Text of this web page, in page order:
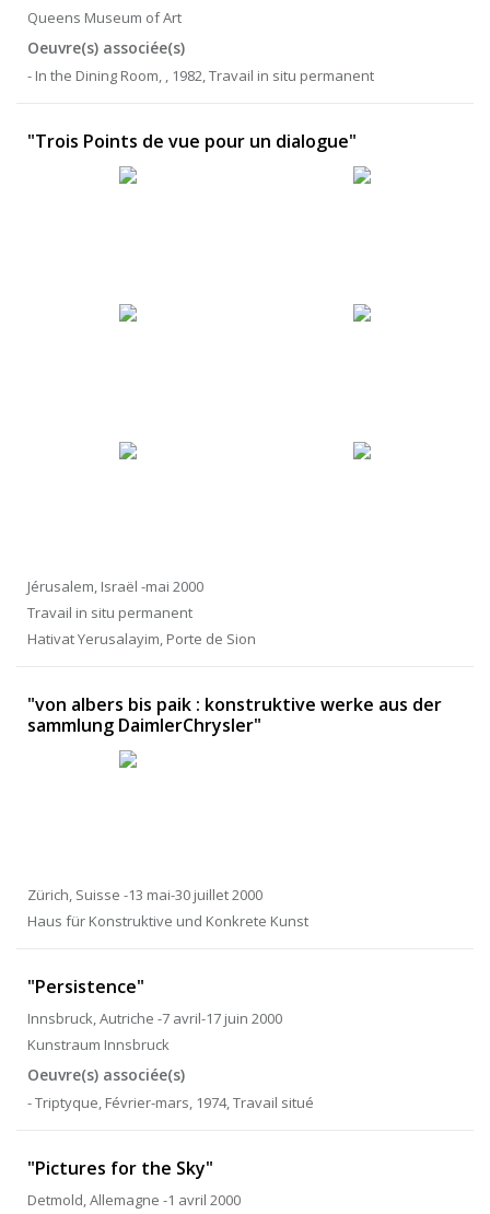
Queens Museum of Art
Oeuvre(s) associée(s)
- In the Dining Room, , 1982, Travail in situ permanent
"Trois Points de vue pour un dialogue"
Jérusalem, Israël -mai 2000
Travail in situ permanent
Hativat Yerusalayim, Porte de Sion
"von albers bis paik : konstruktive werke aus der
sammlung DaimlerChrysler"
Zürich, Suisse -13 mai-30 juillet 2000
Haus für Konstruktive und Konkrete Kunst
"Persistence"
Innsbruck, Autriche -7 avril-17 juin 2000
Kunstraum Innsbruck
Oeuvre(s) associée(s)
- Triptyque, Février-mars, 1974, Travail situé
"Pictures for the Sky"
Detmold, Allemagne -1 avril 2000